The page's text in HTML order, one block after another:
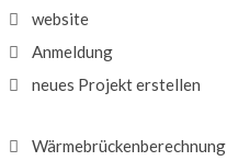
website
Anmeldung
neues Projekt erstellen
Wärmebrückenberechnung